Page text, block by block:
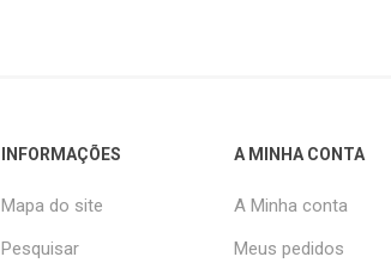
INFORMAÇÕES
Mapa do site
Pesquisar
A MINHA CONTA
A Minha conta
Meus pedidos